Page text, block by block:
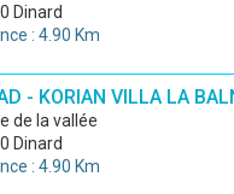
Dinard
: 4.90 Km
- KORIAN VILLA LA
de la vallée
Dinard
: 4.90 Km